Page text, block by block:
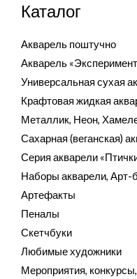
Каталог
Акварель поштучно
Акварель
Универсальная сухая
Крафтовая жидкая
Металлик, Неон,
Сахарная (веганская)
Серия акварели
Наборы акварели, Арт-
Артефакты
Пеналы
Скетчбуки
Любимые художники
Мероприятия,